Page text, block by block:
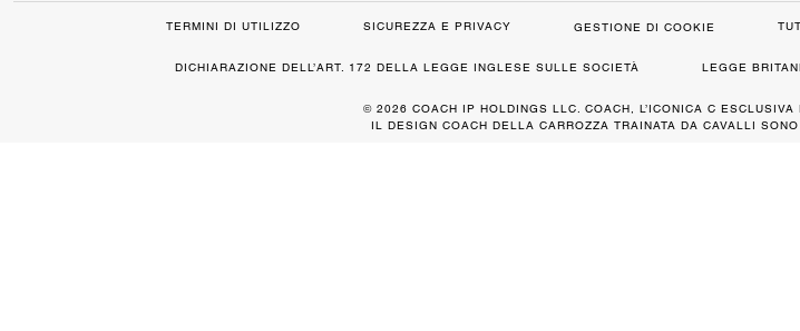
TERMINI DI UTILIZZO SICUREZZA E PRIVACY GESTIONE DI COOKIE
DICHIARAZIONE DELL’ART. 172 DELLA LEGGE INGLESE SULLE SOCIETÀ LEGGE
© 2026 COACH IP HOLDINGS LLC. COACH, L’ICONICA C
IL DESIGN COACH DELLA CARROZZA TRAINATA DA CAVALLI